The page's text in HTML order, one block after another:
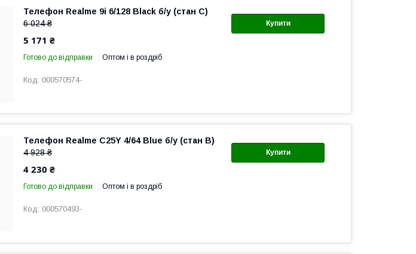
Купити
Телефон Realme 9i 6/128 Black б/у (стан C)
6 024 ₴
5 171 ₴
Готово до відправки Оптом і в роздріб
000570574-
Купити
Телефон Realme C25Y 4/64 Blue б/у (стан B)
4 928 ₴
4 230 ₴
Готово до відправки Оптом і в роздріб
000570493-